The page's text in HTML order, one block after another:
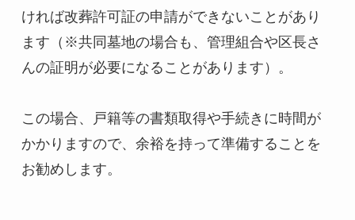
ければ改葬許可証の申請ができないことがあり
ます（※共同墓地の場合も、管理組合や区長さ
んの証明が必要になることがあります）。
この場合、戸籍等の書類取得や手続きに時間が
かかりますので、余裕を持って準備することを
お勧めします。